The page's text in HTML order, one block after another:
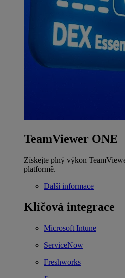
TeamViewer ONE
Získejte plný výkon
platformě.
Další informace
Klíčová integrace
Microsoft Intune
ServiceNow
Freshworks